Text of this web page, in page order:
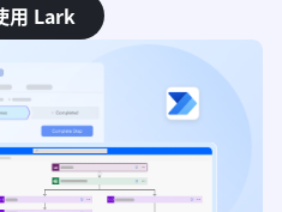
用 Lark